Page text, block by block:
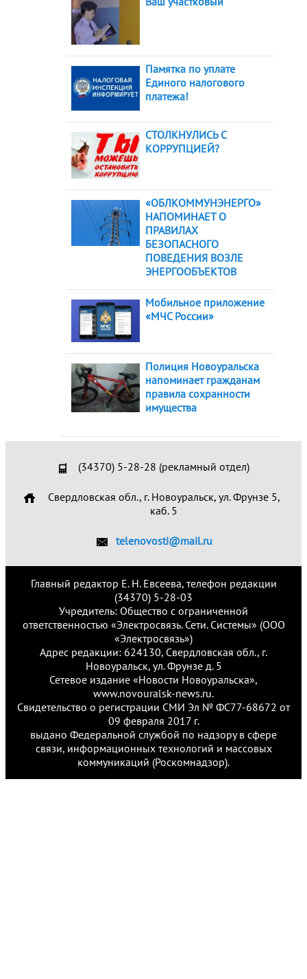
Памятка по уплате
Единого налогового
платежа!
СТОЛКНУЛИСЬ С
КОРРУПЦИЕЙ?
«ОБЛКОММУНЭНЕРГО»
НАПОМИНАЕТ О
ПРАВИЛАХ
БЕЗОПАСНОГО
ПОВЕДЕНИЯ ВОЗЛЕ
ЭНЕРГООБЪЕКТОВ
Мобильное приложение
«МЧС России»
Полиция Новоуральска
напоминает гражданам
правила сохранности
имущества
(34370) 5-28-28 (рекламный отдел)
Свердловская обл., г. Новоуральск, ул. Фрунзе 5,
каб. 5
telenovosti@mail.ru
Главный редактор Е. Н. Евсеева, телефон редакции
(34370) 5-28-03
Учредитель: Общество с ограниченной
ответственностью «Электросвязь. Сети. Системы» (ООО
«Электросвязь»)
Адрес редакции: 624130, Свердловская обл., г.
Новоуральск, ул. Фрунзе д. 5
Сетевое издание «Новости Новоуральска»,
www.novouralsk-news.ru.
Свидетельство о регистрации СМИ Эл № ФС77-68672 от
09 февраля 2017 г.
выдано Федеральной службой по надзору в сфере
связи, информационных технологий и массовых
коммуникаций (Роскомнадзор).